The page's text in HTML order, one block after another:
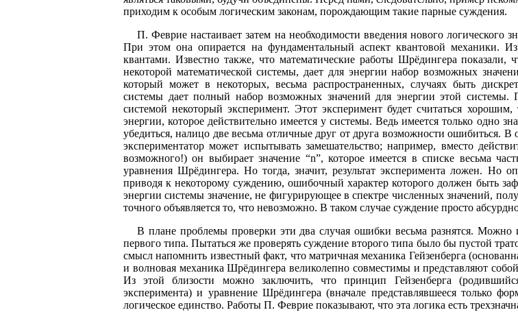
приходим к особым логическим законам, порождающим такие парные суждения.
П. Феврие настаивает затем на необходимости введения нового логического
При этом она опирается на фундаментальный аспект квантовой механики.
квантами. Известно также, что математические работы Шрёдингера показали,
некоторой математической системы, дает для энергии набор возможных
который может в некоторых, весьма распространенных, случаях быть
системы дает полный набор возможных значений для энергии этой
системой некоторый эксперимент. Этот эксперимент будет считаться
энергии, которое действительно имеется у системы. Ведь имеется только одно
убедиться, налицо две весьма отличные друг от друга возможности ошибиться.
экспериментатор может испытывать замешательство; например, вместо
возможного!) он выбирает значение “n”, которое имеется в списке весьма
уравнения Шрёдингера. Но тогда, значит, результат эксперимента ложен.
приводя к некоторому суждению, ошибочный характер которого должен быть
энергии системы значение, не фигурирующее в спектре численных значений,
точного объявляется то, что невозможно. В таком случае суждение просто
В плане проблемы проверки эти два случая ошибки весьма разнятся. Можно
первого типа. Пытаться же проверять суждение второго типа было бы пустой
смысл напомнить известный факт, что матричная механика Гейзенберга
и волновая механика Шрёдингера великолепно совместимы и представляют
Из этой близости можно заключить, что принцип Гейзенберга
эксперимента) и уравнение Шрёдингера (вначале представлявшееся только
логическое единство. Работы П. Феврие показывают, что эта логика есть